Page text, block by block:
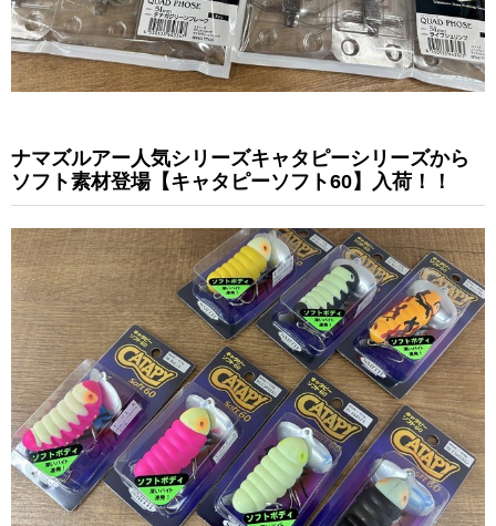
ナマズルアー人気シリーズキャタピーシリーズから
ソフト素材登場【キャタピーソフト60】入荷！！